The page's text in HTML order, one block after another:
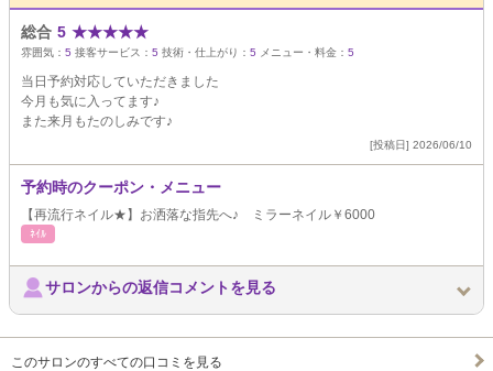
総合 5 ★★★★★
雰囲気： 5 接客サービス： 5 技術・仕上がり： 5 メニュー・料金： 5
当日予約対応していただきました
今月も気に入ってます♪
また来月もたのしみです♪
[投稿日] 2026/06/10
予約時のクーポン・メニュー
【再流行ネイル★】お洒落な指先へ♪ ミラーネイル￥6000
ﾈｲﾙ
サロンからの返信コメントを見る
このサロンのすべての口コミを見る